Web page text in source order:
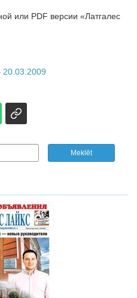
или PDF версии «Латгалес
20.03.2009